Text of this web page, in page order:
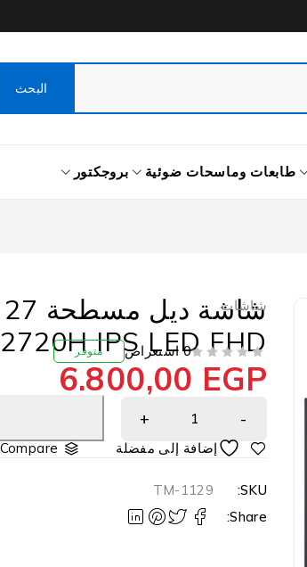
طابعات وماسحات ضوئية بروجكتور
شاشات
IPS LED FHD
0 استعراض متوفر
6.800,00 EGP
Compare
SKU:
TM-1129
Share: